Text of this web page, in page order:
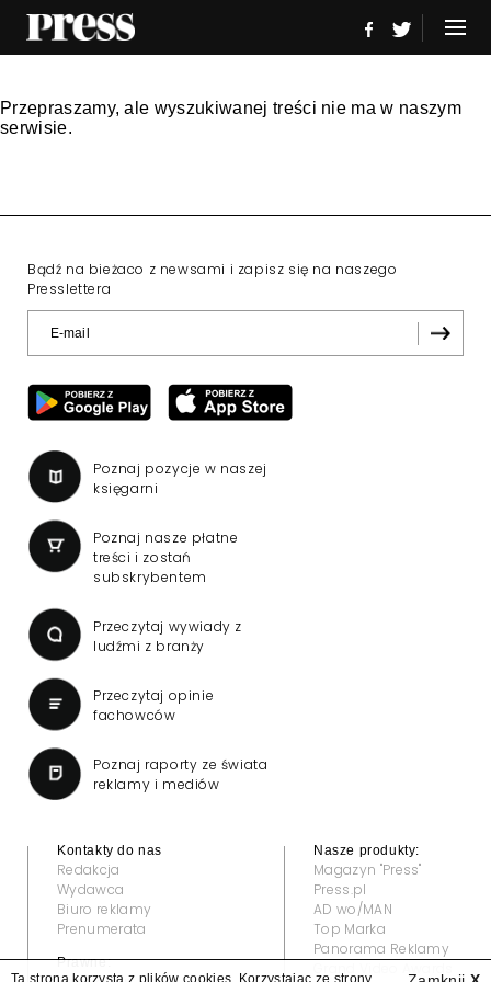
Przepraszamy, ale wyszukiwanej treści nie ma w naszym
serwisie.
Bądź na bieżaco z newsami i zapisz się na naszego
Presslettera
Poznaj pozycje w naszej
księgarni
Poznaj nasze płatne
treści i zostań
subskrybentem
Przeczytaj wywiady z
ludźmi z branży
Przeczytaj opinie
fachowców
Poznaj raporty ze świata
reklamy i mediów
Kontakty do nas
Redakcja
Wydawca
Biuro reklamy
Prenumerata
Prawne:
Nasze produkty:
Magazyn "Press"
Press.pl
AD wo/MAN
Top Marka
Panorama Reklamy
Ta strona korzysta z plików cookies. Korzystając ze strony